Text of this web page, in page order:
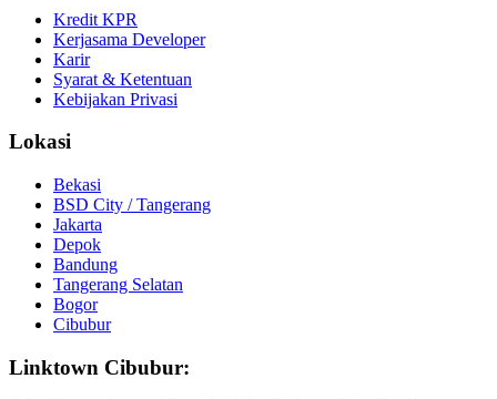
Kredit KPR
Kerjasama Developer
Karir
Syarat & Ketentuan
Kebijakan Privasi
Lokasi
Bekasi
BSD City / Tangerang
Jakarta
Depok
Bandung
Tangerang Selatan
Bogor
Cibubur
Linktown Cibubur: